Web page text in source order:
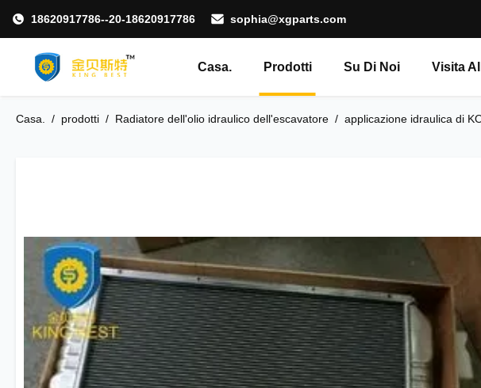
18620917786--20-18620917786 sophia@xgparts.com
Casa. Prodotti Su Di Noi Visita
Casa. / prodotti / Radiatore dell'olio idraulico dell'escavatore / applicazione idraulica di